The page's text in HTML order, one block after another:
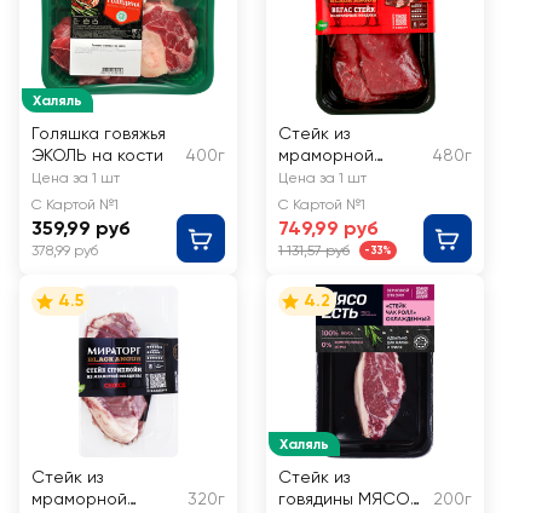
Халяль
Голяшка говяжья
ЭКОЛЬ на кости
400г
Цена за 1 шт
С Картой №1
359,99 руб
378,99 руб
Стейк из
мраморной
говядины
МИРАТОРГ Вегас
480г
Цена за 1 шт
С Картой №1
749,99 руб
1 131,57 руб -33%
4.5
Стейк из
мраморной
320г
Халяль
4.2
Стейк из
говядины МЯСО
200г